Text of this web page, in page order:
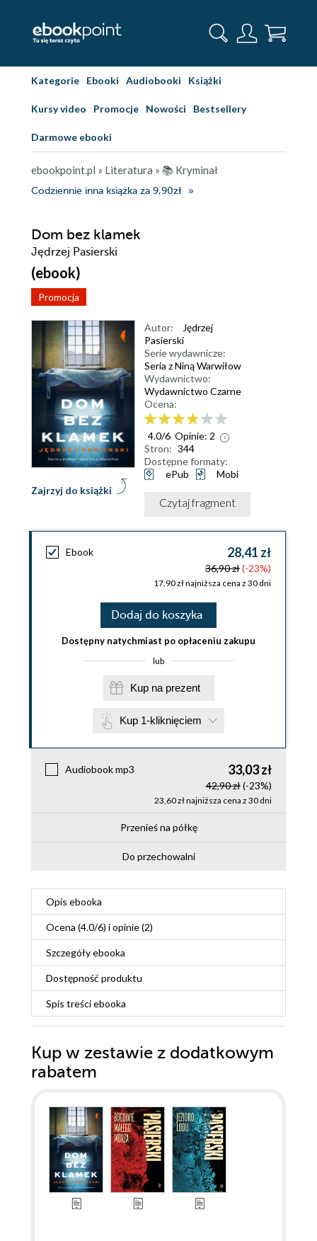
Kategorie Ebooki Audiobooki Książki
Kursy video Promocje Nowości Bestsellery
Darmowe ebooki
ebookpoint.pl » Literatura » 📚 Kryminał
Codziennie inna książka za 9,90zł
Dom bez klamek
Jędrzej Pasierski
(ebook)
Promocja
Zajrzyj do książki
Autor:
Jędrzej
Pasierski
Serie wydawnicze:
Seria z Niną Warwiłow
Wydawnictwo:
Wydawnictwo Czarne
Ocena:
4.0/6 Opinie: 2
Stron: 344
Dostępne formaty:
ePub
Mobi
Czytaj fragment
Ebook 28,41 zł
36,90 zł(-23%)
17,90 zł najniższa cena z 30 dni
Dodaj do koszyka
Dostępny natychmiast po opłaceniu zakupu
lub
Kup na prezent
Kup 1-kliknięciem
Audiobook mp3 33,03 zł
42,90 zł(-23%)
23,60 zł najniższa cena z 30 dni
Przenieś na półkę
Do przechowalni
Opis ebooka
Ocena (4.0/6) i opinie (2)
Szczegółyebooka
Dostępność produktu
Spis treściebooka
Kup w zestawie z dodatkowym
rabatem